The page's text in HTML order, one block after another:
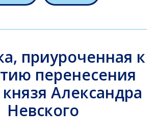
приуроченная к
перенесения
Александра
Невского